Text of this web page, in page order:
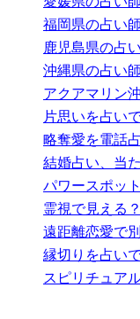
福岡県の占い師
鹿児島県の占
沖縄県の占い師
アクアマリン
片思いを占いで
略奪愛を電話
結婚占い、当
パワースポッ
霊視で見える？
遠距離恋愛で
縁切りを占い
スピリチュア